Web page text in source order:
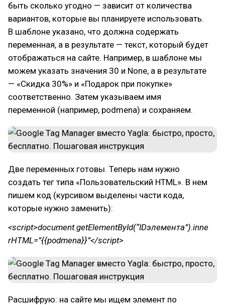
быть сколько угодно — зависит от количества
вариантов, которые вы планируете использовать.
В шаблоне указано, что должна содержать
переменная, а в результате — текст, который будет
отображаться на сайте. Например, в шаблоне мы
можем указать значения 30 и None, а в результате
— «Скидка 30%» и «Подарок при покупке»
соответственно. Затем указываем имя
переменной (например, podmena) и сохраняем.
Две переменных готовы. Теперь нам нужно
создать тег типа «Пользовательский HTML». В нем
пишем код (курсивом выделены части кода,
которые нужно заменить):
<script>document.getElementById(“IDэлемента”).inne
rHTML=”{{podmena}}”</script>
Расшифрую: на сайте мы ищем элемент по